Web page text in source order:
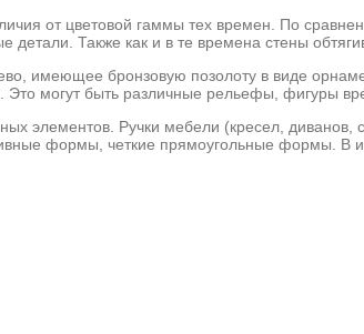
от цветовой гаммы тех времен. По
Также как и в те времена стены
имеющее бронзовую позолоту в виде
могут быть различные рельефы, фигуры
элементов. Ручки мебели (кресел,
формы, четкие прямоугольные формы. В